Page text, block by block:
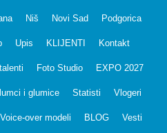
Niš Novi Sad Podgorica
Upis KLIJENTI Kontakt
Foto Studio EXPO 2027
i glumice Statisti Vlogeri
Voice-over modeli BLOG Vesti